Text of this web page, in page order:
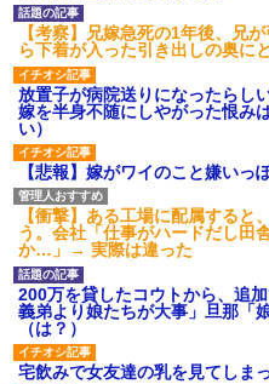
【考察】兄嫁急死の1年後、兄
ら下着が入った引き出しの奥に
放置子が病院送りになったら
嫁を半身不随にしやがった恨み
い）
【悲報】嫁がワイのこと嫌いっ
【衝撃】ある工場に配属すると
う。会社「仕事がハードだし田
か…」→ 実際は違った
200万を貸したコウトから、追
義弟より娘たちが大事」旦那「
（は？）
宅飲みで女友達の乳を見てしま